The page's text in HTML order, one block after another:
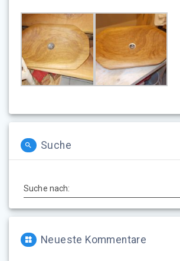
Suche
Suche nach:
Neueste Kommentare